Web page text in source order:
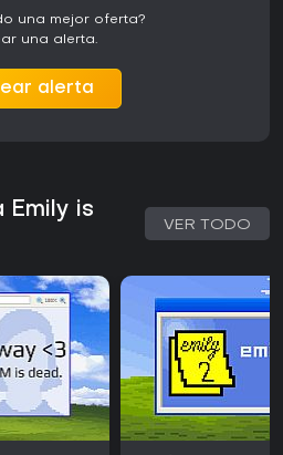
una mejor oferta?
una alerta.
alerta
Emily is
VER TODO